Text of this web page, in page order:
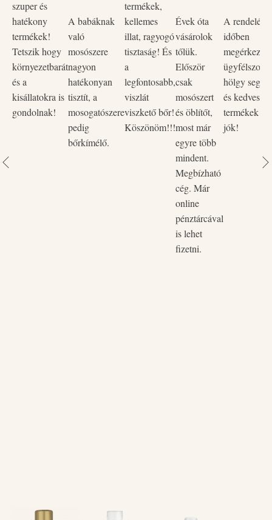
hatékony eredményhez.
Növényi alapú, bőrbarát összetevők
– Kíméletes a
bőrhöz és a természethez.
Mentes foszfát-, klór-, parabén-, pálmaolaj- és
állatkísérlet-tartalmaktól– Vegán és természetes.
Biológiailag lebomló– Fenntartható, környezetbarát
megoldás.
Újratölthető flakon– Kevesebb hulladék, tudatosabb
szuper és
hatékony
termékek!
Tetszik hogy
környezetbarát
és a
kisállatokra is
gondolnak!
A babáknak
való
mosószere
nagyon
hatékonyan
tisztít, a
mosogatószere
pedig
bőrkímélő.
termékek,
kellemes
illat, ragyogó
tisztaság! És
a
legfontosabb,
viszlát
viszkető bőr!
Köszönöm!!!
Évek óta
vásárolok
tőlük.
Először
csak
mosószert
és öblítőt,
most már
egyre több
mindent.
Megbízható
cég. Már
online
pénztárcával
is lehet
fizetni.
A
időben
hölgy
és kedves
termékek
jók!